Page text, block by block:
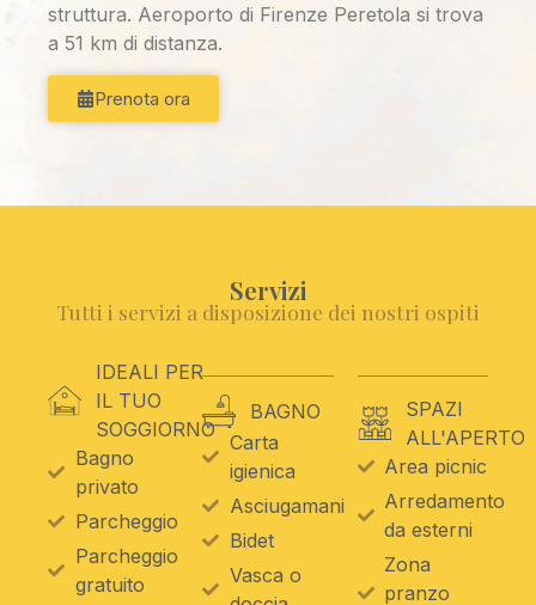
struttura. Aeroporto di Firenze Peretola si trova
a 51 km di distanza.
Prenota ora
Servizi
Tutti i servizi a disposizione dei nostri ospiti
IDEALI PER
IL TUO
SOGGIORNO
Bagno
privato
Parcheggio
Parcheggio
gratuito
BAGNO
Carta
igienica
Asciugamani
Bidet
Vasca o
SPAZI
ALL'APERTO
Area picnic
Arredamento
da esterni
Zona
pranzo